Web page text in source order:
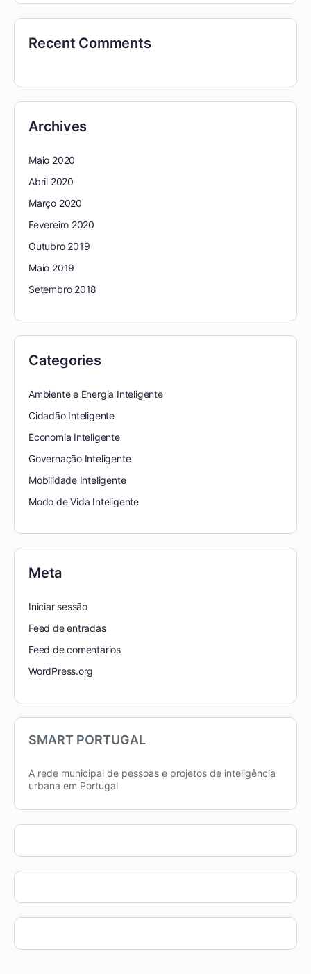
Recent Comments
Archives
Maio 2020
Abril 2020
Março 2020
Fevereiro 2020
Outubro 2019
Maio 2019
Setembro 2018
Categories
Ambiente e Energia Inteligente
Cidadão Inteligente
Economia Inteligente
Governação Inteligente
Mobilidade Inteligente
Modo de Vida Inteligente
Meta
Iniciar sessão
Feed de entradas
Feed de comentários
WordPress.org
SMART PORTUGAL
A rede municipal de pessoas e projetos de inteligência
urbana em Portugal